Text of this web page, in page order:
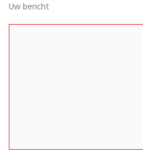
Uw bericht